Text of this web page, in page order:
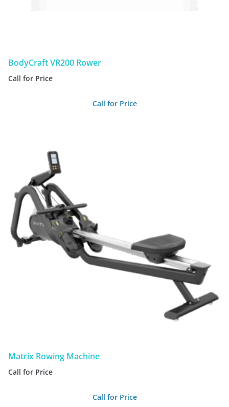
BodyCraft VR200 Rower
Call for Price
Call for Price
Matrix Rowing Machine
Call for Price
Call for Price